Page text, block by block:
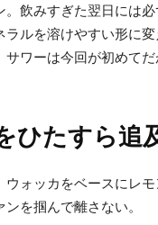
飲みすぎた翌日には
ルを溶けやすい形に
ワーは今回が初めてだ
ひたすら追
ォッカをベースにレ
を掴んで離さない。